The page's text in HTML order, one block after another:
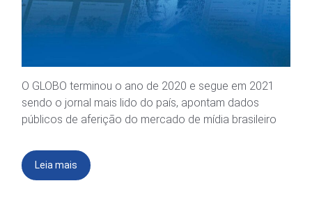
O GLOBO terminou o ano de 2020 e segue em 2021
sendo o jornal mais lido do país, apontam dados
públicos de aferição do mercado de mídia brasileiro
Leia mais